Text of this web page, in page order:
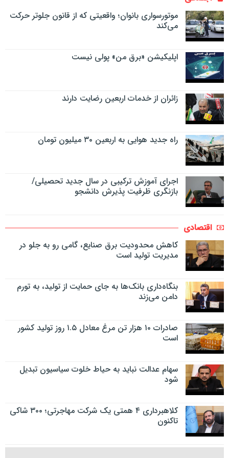
موتورسواری بانوان؛ واقعیتی که از قانون جلوتر حرکت
می‌کند
اپلیکیشن «برق من» پولی نیست
زائران از خدمات اربعین رضایت دارند
راه جدید هوایی به اربعین ۳۰ میلیون تومان
اجرای آموزش ترکیبی در سال جدید تحصیلی/
بازنگری ظرفیت پذیرش دانشجو
اقتصادی
کاهش محدودیت برق صنایع، گامی رو به جلو در
مدیریت تولید است
بنگاه‌داری بانک‌ها به جای حمایت از تولید، به تورم
دامن می‌زند
صادرات ۱۰ هزار تن مرغ معادل ۱.۵ روز تولید کشور
است
سهام عدالت نباید به حیاط خلوت سیاسیون تبدیل
شود
کلاهبرداری ۴ همتی یک شرکت مهاجرتی؛ ۳۰۰ شاکی
تاکنون